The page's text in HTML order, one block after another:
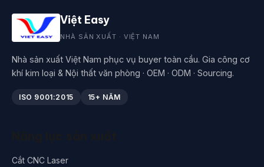
Việt Easy
NHÀ SẢN XUẤT · VIỆT NAM
Nhà sản xuất Việt Nam phục vụ buyer toàn cầu. Gia công cơ
khí kim loại & Nội thất văn phòng · OEM · ODM · Sourcing.
ISO 9001:2015 15+ NĂM
Cắt CNC Laser